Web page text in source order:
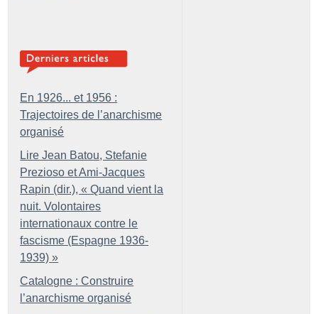
En 1926... et 1956 :
Trajectoires de l’anarchisme
organisé
Lire Jean Batou, Stefanie
Prezioso et Ami-Jacques
Rapin (dir.), « Quand vient la
nuit. Volontaires
internationaux contre le
fascisme (Espagne 1936-
1939) »
Catalogne : Construire
l’anarchisme organisé